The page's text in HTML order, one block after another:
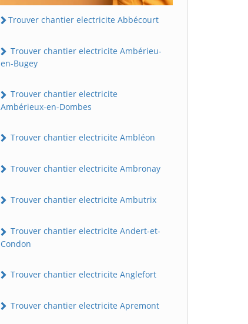
Trouver chantier electricite Abbécourt
Trouver chantier electricite Ambérieu-
en-Bugey
Trouver chantier electricite
Ambérieux-en-Dombes
Trouver chantier electricite Ambléon
Trouver chantier electricite Ambronay
Trouver chantier electricite Ambutrix
Trouver chantier electricite Andert-et-
Condon
Trouver chantier electricite Anglefort
Trouver chantier electricite Apremont